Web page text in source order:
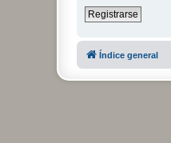
Registrarse
Índice general